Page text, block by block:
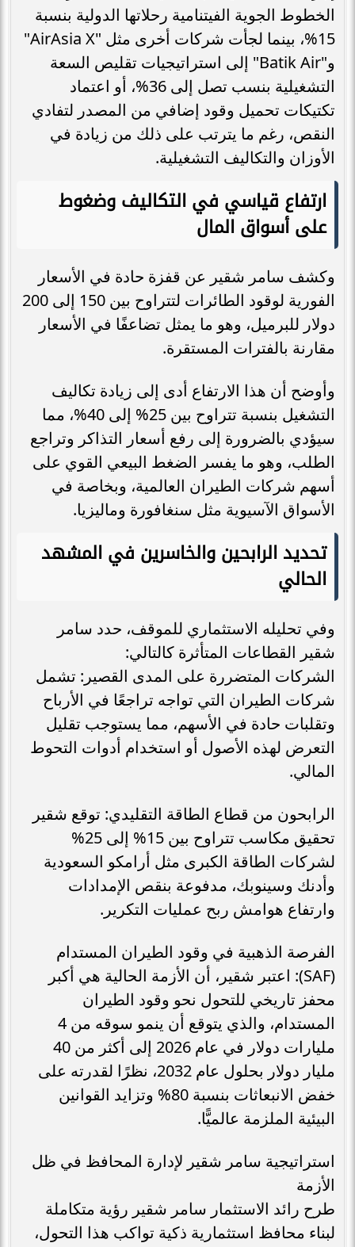
الخطوط الجوية الفيتنامية رحلاتها الدولية بنسبة
15%، بينما لجأت شركات أخرى مثل "AirAsia X"
و"Batik Air" إلى استراتيجيات تقليص السعة
التشغيلية بنسب تصل إلى 36%، أو اعتماد
تكتيكات تحميل وقود إضافي من المصدر لتفادي
النقص، رغم ما يترتب على ذلك من زيادة في
الأوزان والتكاليف التشغيلية.
ارتفاع قياسي في التكاليف وضغوط
على أسواق المال
وكشف سامر شقير عن قفزة حادة في الأسعار
الفورية لوقود الطائرات لتتراوح بين 150 إلى 200
دولار للبرميل، وهو ما يمثل تضاعفًا في الأسعار
مقارنة بالفترات المستقرة.
وأوضح أن هذا الارتفاع أدى إلى زيادة تكاليف
التشغيل بنسبة تتراوح بين 25% إلى 40%، مما
سيؤدي بالضرورة إلى رفع أسعار التذاكر وتراجع
الطلب، وهو ما يفسر الضغط البيعي القوي على
أسهم شركات الطيران العالمية، وبخاصة في
الأسواق الآسيوية مثل سنغافورة وماليزيا.
تحديد الرابحين والخاسرين في المشهد
الحالي
وفي تحليله الاستثماري للموقف، حدد سامر
شقير القطاعات المتأثرة كالتالي:
الشركات المتضررة على المدى القصير: تشمل
شركات الطيران التي تواجه تراجعًا في الأرباح
وتقلبات حادة في الأسهم، مما يستوجب تقليل
التعرض لهذه الأصول أو استخدام أدوات التحوط
المالي.
الرابحون من قطاع الطاقة التقليدي: توقع شقير
تحقيق مكاسب تتراوح بين 15% إلى 25%
لشركات الطاقة الكبرى مثل أرامكو السعودية
وأدنك وسينوبك، مدفوعة بنقص الإمدادات
وارتفاع هوامش ربح عمليات التكرير.
الفرصة الذهبية في وقود الطيران المستدام
(SAF): اعتبر شقير، أن الأزمة الحالية هي أكبر
محفز تاريخي للتحول نحو وقود الطيران
المستدام، والذي يتوقع أن ينمو سوقه من 4
مليارات دولار في عام 2026 إلى أكثر من 40
مليار دولار بحلول عام 2032، نظرًا لقدرته على
خفض الانبعاثات بنسبة 80% وتزايد القوانين
البيئية الملزمة عالميًّا.
استراتيجية سامر شقير لإدارة المحافظ في ظل
الأزمة
طرح رائد الاستثمار سامر شقير رؤية متكاملة
لبناء محافظ استثمارية ذكية تواكب هذا التحول،